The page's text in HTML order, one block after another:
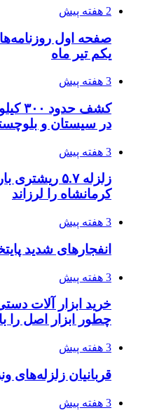
2 هفته پیش
صفحه اول
یکم تیر ماه
3 هفته پیش
در سیستان و
3 هفته پیش
زلزله ۵.۷
کرمانشاه را لرزاند
3 هفته پیش
انفجارهای شدید
3 هفته پیش
خرید ابزار آلات
چطور ابزار اصل را
3 هفته پیش
قربانیان زلزله‌های ونزوئلا از ۵۰۰۰
3 هفته پیش